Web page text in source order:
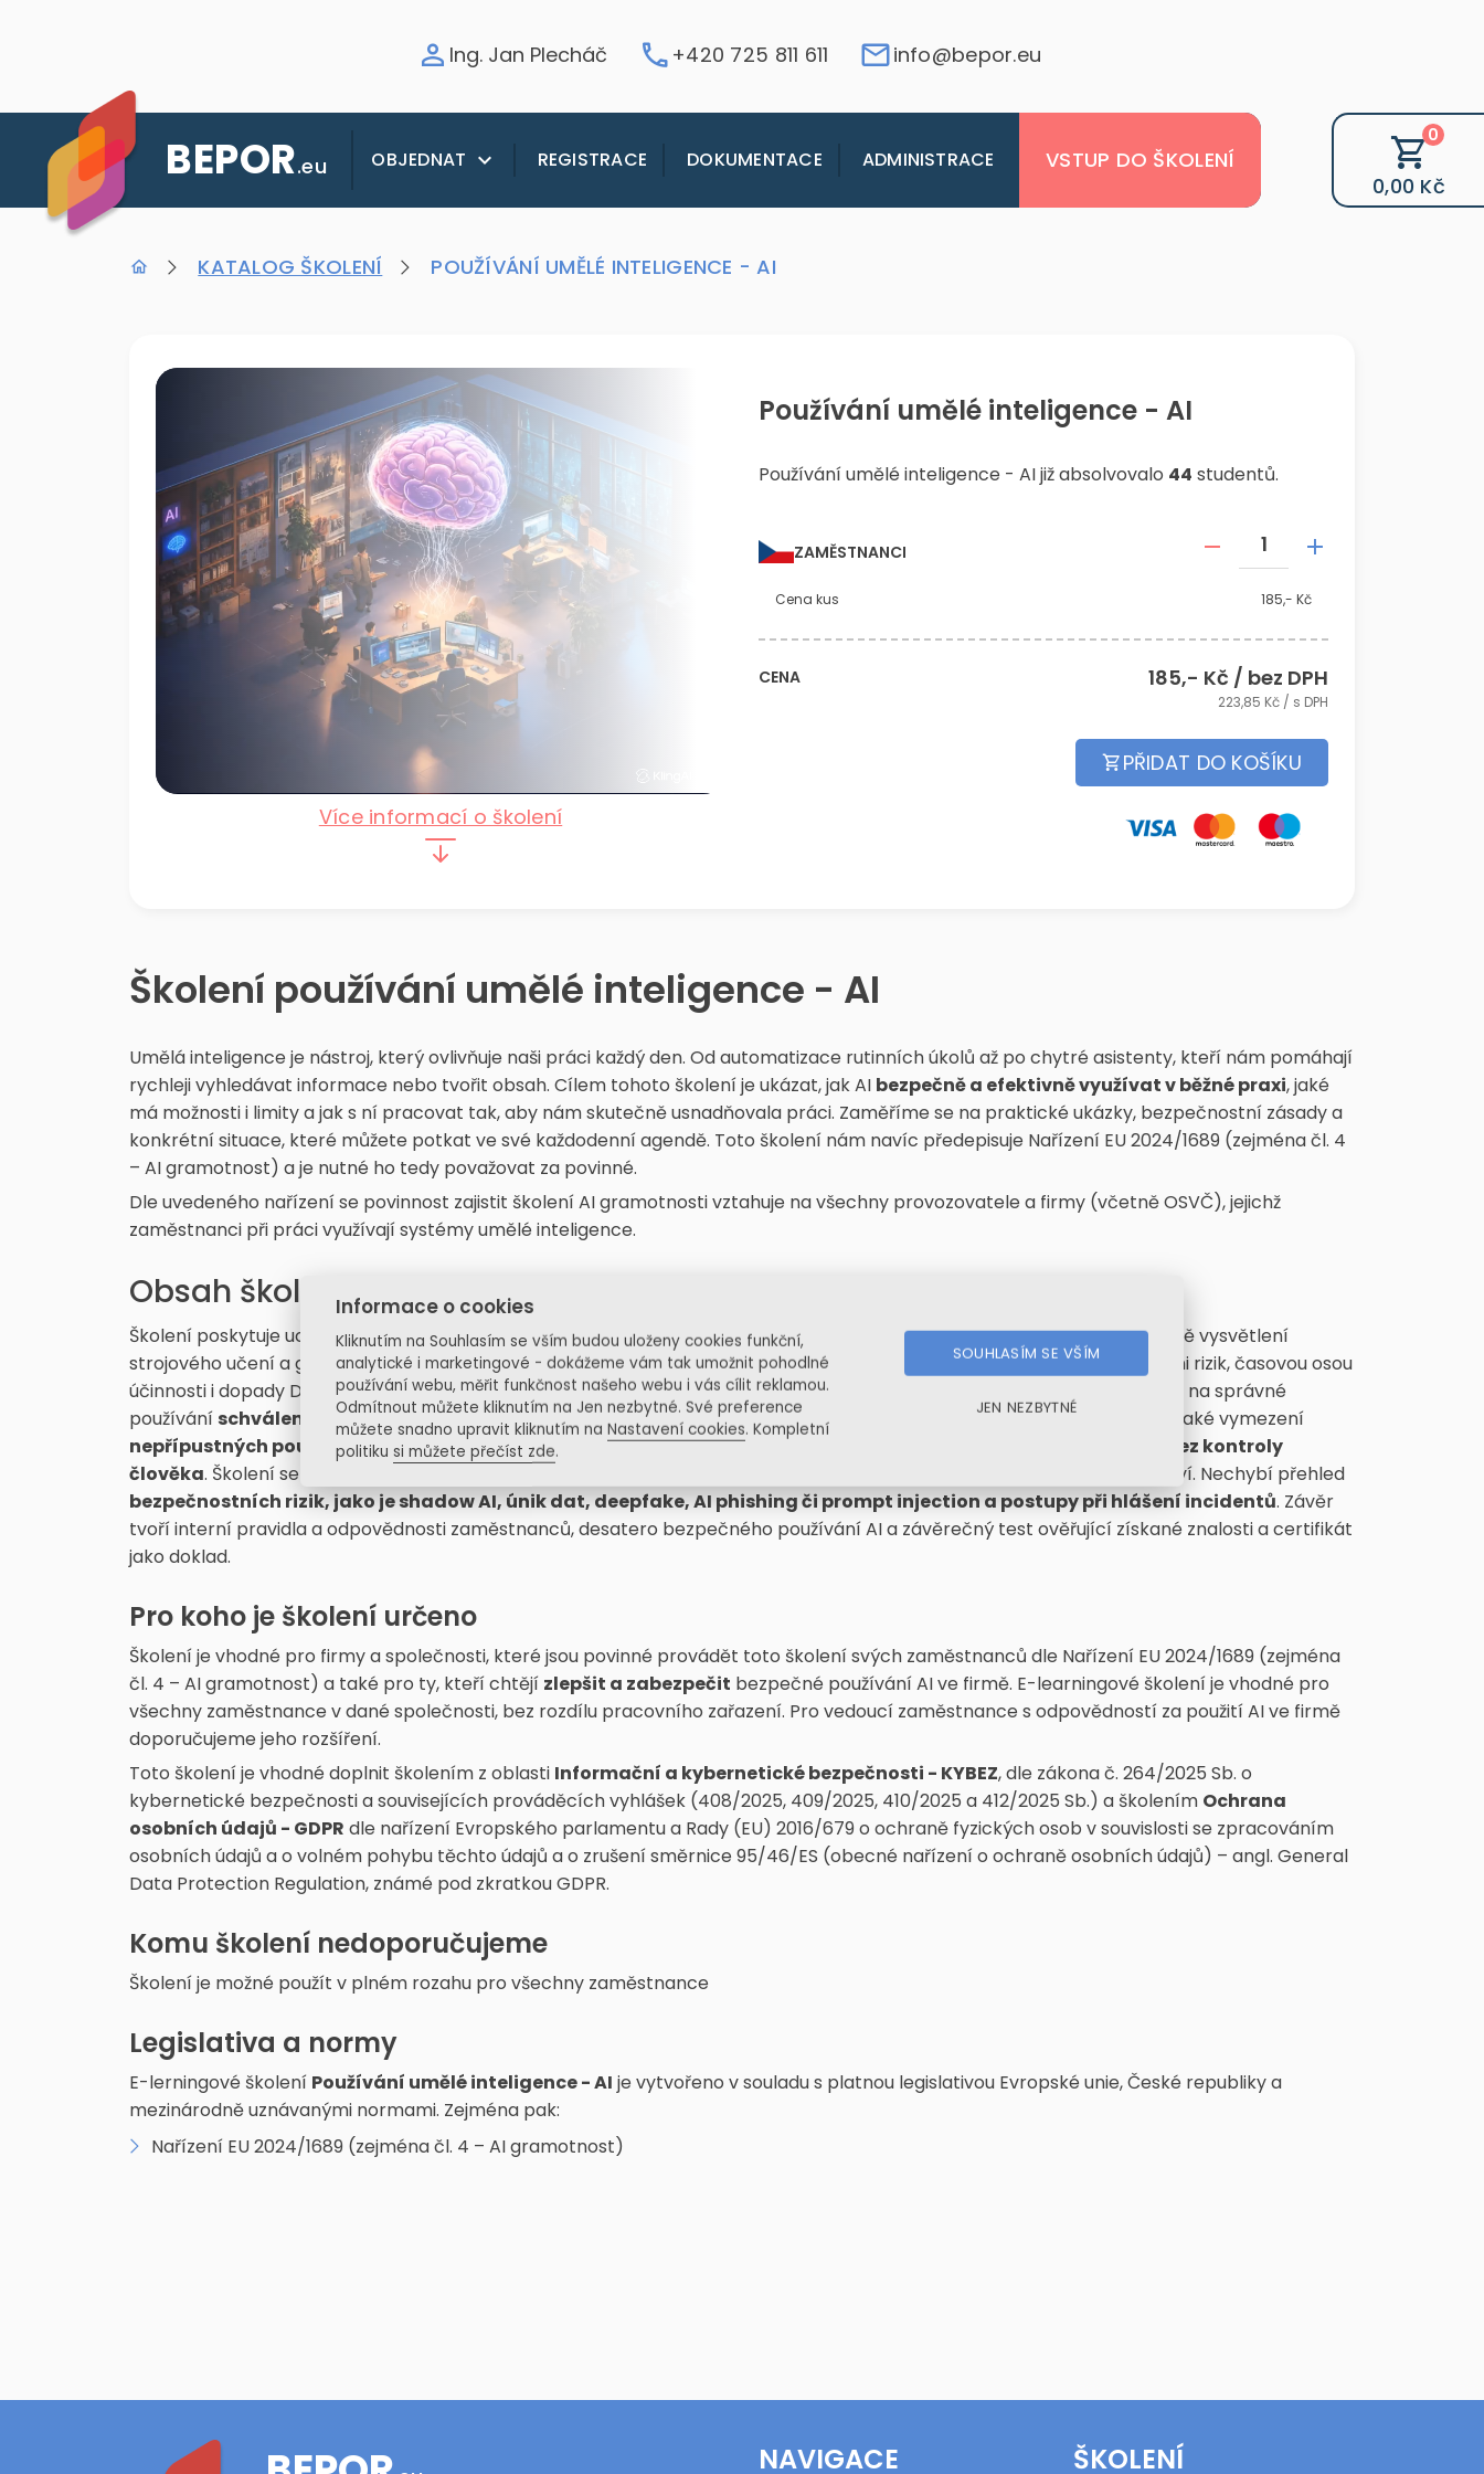
Ing. Jan Plecháč +420 725 811 611 info@bepor.eu
BEPOR.eu OBJEDNAT REGISTRACE DOKUMENTACE ADMINISTRACE VSTUP DO ŠKOLENÍ
0
0,00 Kč
KATALOG ŠKOLENÍ POUŽÍVÁNÍ UMĚLÉ INTELIGENCE - AI
Více informací o školení
Používání umělé inteligence - AI
Používání umělé inteligence - AI již absolvovalo 44 studentů.
ZAMĚSTNANCI
Cena kus 185,- Kč
CENA 185,- Kč / bez DPH
223,85 Kč / s DPH
PŘIDAT DO KOŠÍKU
Školení používání umělé inteligence - AI
Umělá inteligence je nástroj, který ovlivňuje naši práci každý den. Od automatizace rutinních úkolů až po chytré asistenty, kteří nám pomáhají
rychleji vyhledávat informace nebo tvořit obsah. Cílem tohoto školení je ukázat, jak AI bezpečně a efektivně využívat v běžné praxi, jaké
má možnosti i limity a jak s ní pracovat tak, aby nám skutečně usnadňovala práci. Zaměříme se na praktické ukázky, bezpečnostní zásady a
konkrétní situace, které můžete potkat ve své každodenní agendě. Toto školení nám navíc předepisuje Nařízení EU 2024/1689 (zejména čl. 4
– AI gramotnost) a je nutné ho tedy považovat za povinné.
Dle uvedeného nařízení se povinnost zajistit školení AI gramotnosti vztahuje na všechny provozovatele a firmy (včetně OSVČ), jejichž
zaměstnanci při práci využívají systémy umělé inteligence.
Obsah školení
Školení poskytuje ucelený přehled o umělé inteligenci, jejích principech a praktickém využití v pracovním prostředí, včetně vysvětlení
strojového učení a generativní AI. Účastníci se seznámí s právním rámcem AI Act
, jeho rizikovým přístupem, kategoriemi rizik, časovou osou
účinnosti i dopady Digital Omnibus, stejně jako s požadavky na AI gramotnost azakázanými praktikami
. Důraz je kladen na správné
používání schválených AI nástrojů, tvorbu kvalitních zadání, ověřování výstupů a nutnost lidského dohledu. Součástí je také vymezení
nepřípustných použití, etických hranic, pravidel pro autorská práva a zákaz automatizovaného rozhodování bez kontroly
člověka. Školení se věnuje i práci s daty, klasifikaci informací, ochraně osobních údajů, důvěrnosti a obchodnímu tajemství. Nechybí přehled
bezpečnostních rizik, jako je shadow AI, únik dat, deepfake, AI phishing či prompt injection a postupy při hlášení incidentů. Závěr
tvoří interní pravidla a odpovědnosti zaměstnanců, desatero bezpečného používání AI a závěrečný test ověřující získané znalosti a certifikát
jako doklad.
Pro koho je školení určeno
Školení je vhodné pro firmy a společnosti, které jsou povinné provádět toto školení svých zaměstnanců dle Nařízení EU 2024/1689 (zejména
čl. 4 – AI gramotnost) a také pro ty, kteří chtějí zlepšit a zabezpečit bezpečné používání AI ve firmě. E-learningové školení je vhodné pro
všechny zaměstnance v dané společnosti, bez rozdílu pracovního zařazení. Pro vedoucí zaměstnance s odpovědností za použití AI ve firmě
doporučujeme jeho rozšíření.
Toto školení je vhodné doplnit školením z oblasti Informační a kybernetické bezpečnosti - KYBEZ, dle zákona č. 264/2025 Sb. o
kybernetické bezpečnosti a souvisejících prováděcích vyhlášek (408/2025, 409/2025, 410/2025 a 412/2025 Sb.) a školením Ochrana
osobních údajů - GDPR dle nařízení Evropského parlamentu a Rady (EU) 2016/679 o ochraně fyzických osob v souvislosti se zpracováním
osobních údajů a o volném pohybu těchto údajů a o zrušení směrnice 95/46/ES (obecné nařízení o ochraně osobních údajů) – angl. General
Data Protection Regulation, známé pod zkratkou GDPR.
Komu školení nedoporučujeme
Školení je možné použít v plném rozahu pro všechny zaměstnance
Legislativa a normy
E-lerningové školení Používání umělé inteligence - AI je vytvořeno v souladu s platnou legislativou Evropské unie, České republiky a
mezinárodně uznávanými normami. Zejména pak:
Nařízení EU 2024/1689 (zejména čl. 4 – AI gramotnost)
NAVIGACE ŠKOLENÍ
Informace o cookies
Kliknutím na Souhlasím se vším budou uloženy cookies funkční,
analytické i marketingové - dokážeme vám tak umožnit pohodlné
používání webu, měřit funkčnost našeho webu i vás cílit reklamou.
Odmítnout můžete kliknutím na Jen nezbytné. Své preference
můžete snadno upravit kliknutím na Nastavení cookies. Kompletní
politiku si můžete přečíst zde.
SOUHLASÍM SE VŠÍM
JEN NEZBYTNÉ